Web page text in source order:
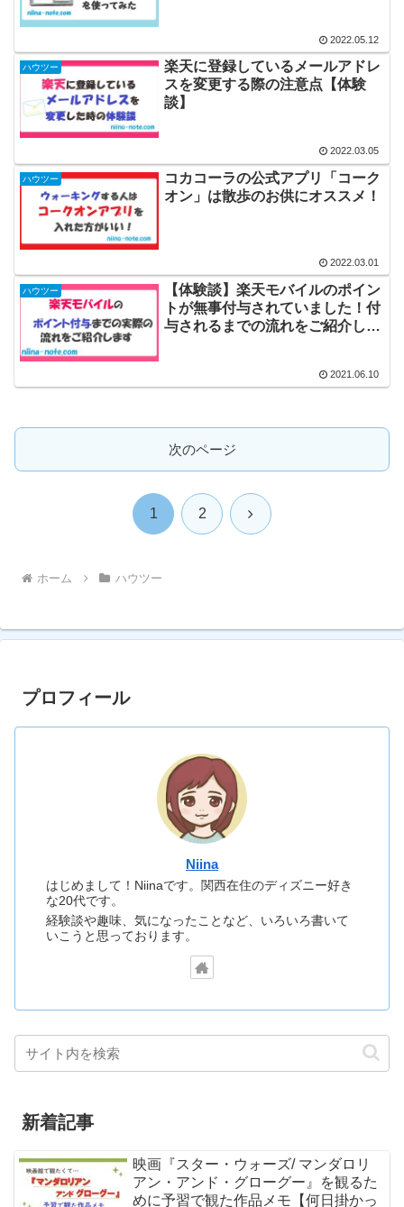
2022.05.12
ハウツー
楽天に登録しているメールアドレ
スを変更する際の注意点【体験
談】
2022.03.05
ハウツー
コカコーラの公式アプリ「コーク
オン」は散歩のお供にオススメ！
2022.03.01
ハウツー
【体験談】楽天モバイルのポイン
トが無事付与されていました！付
与されるまでの流れをご紹介しま
2021.06.10
次のページ
1 2 次
ホーム ハウツー
プロフィール
Niina
はじめまして！Niinaです。関西在住のディズニー好き
な20代です。
経験談や趣味、気になったことなど、いろいろ書いて
いこうと思っております。
新着記事
映画『スター・ウォーズ/ マンダロリ
アン・アンド・グローグー』を観るた
めに予習で観た作品メモ【何日掛かっ